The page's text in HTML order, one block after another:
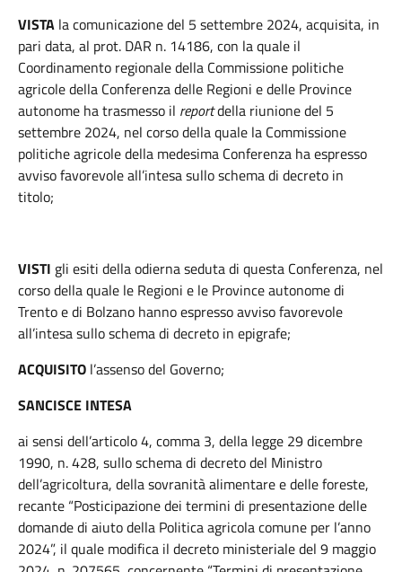
VISTA la comunicazione del 5 settembre 2024, acquisita, in
pari data, al prot. DAR n. 14186, con la quale il
Coordinamento regionale della Commissione politiche
agricole della Conferenza delle Regioni e delle Province
autonome ha trasmesso il reportdella riunione del 5
settembre 2024, nel corso della quale la Commissione
politiche agricole della medesima Conferenza ha espresso
avviso favorevole all’intesa sullo schema di decreto in
titolo;
VISTI gli esiti della odierna seduta di questa Conferenza, nel
corso della quale le Regioni e le Province autonome di
Trento e di Bolzano hanno espresso avviso favorevole
all’intesa sullo schema di decreto in epigrafe;
ACQUISITO l’assenso del Governo;
SANCISCE INTESA
ai sensi dell’articolo 4, comma 3, della legge 29 dicembre
1990, n. 428, sullo schema di decreto del Ministro
dell’agricoltura, della sovranità alimentare e delle foreste,
recante “Posticipazione dei termini di presentazione delle
domande di aiuto della Politica agricola comune per l’anno
2024”, il quale modifica il decreto ministeriale del 9 maggio